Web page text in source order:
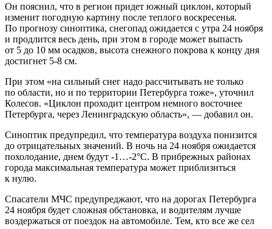
Он пояснил, что в регион придет южный циклон, который
изменит погодную картину после теплого воскресенья.
По прогнозу синоптика, снегопад ожидается с утра 24 ноября
и продлится весь день, при этом в городе может выпасть
от 5 до 10 мм осадков, высота снежного покрова к концу дня
достигнет 5-8 см.
При этом «на сильный снег надо рассчитывать не только
по области, но и по территории Петербурга тоже», уточнил
Колесов. «Циклон проходит центром немного восточнее
Петербурга, через Ленинградскую область», — добавил он.
Синоптик предупредил, что температура воздуха понизится
до отрицательных значений. В ночь на 24 ноября ожидается
похолодание, днем будут -1…-2°С. В прибрежных районах
города максимальная температура может приблизиться
к нулю.
Спасатели МЧС предупреджают, что на дорогах Петербурга
24 ноября будет сложная обстановка, и водителям лучше
воздержаться от поездок на автомобиле. Тем, кто все же сел